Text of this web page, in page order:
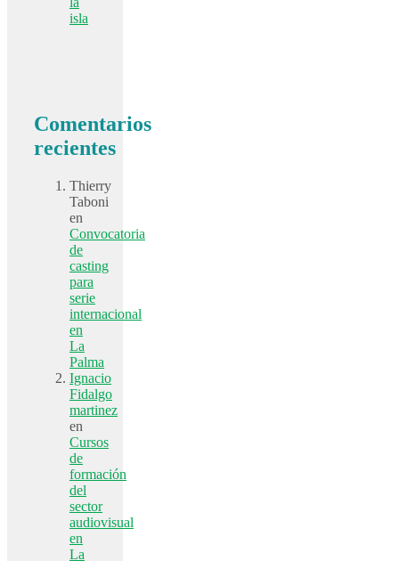
isla
Comentarios
recientes
Thierry
Taboni
en
Convocatoria
de
casting
para
serie
internacional
en
La
Palma
Ignacio
Fidalgo
martinez
en
Cursos
de
formación
del
sector
audiovisual
en
La